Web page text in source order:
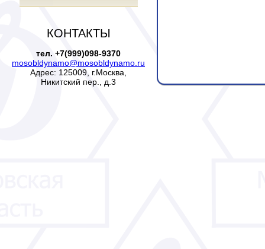
КОНТАКТЫ
тел. +7(999)098-9370
mosobldynamo@mosobldynamo.ru
Адрес: 125009, г.Москва,
Никитский пер., д.3